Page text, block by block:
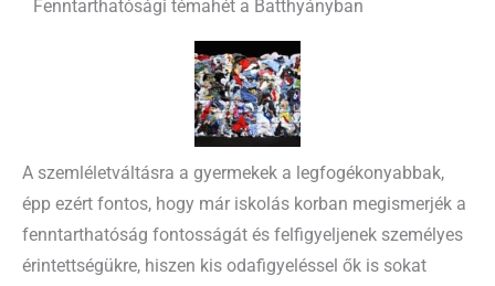
Fenntarthatósági témahét a Batthyányban
A szemléletváltásra a gyermekek a legfogékonyabbak,
épp ezért fontos, hogy már iskolás korban megismerjék a
fenntarthatóság fontosságát és felfigyeljenek személyes
érintettségükre, hiszen kis odafigyeléssel ők is sokat